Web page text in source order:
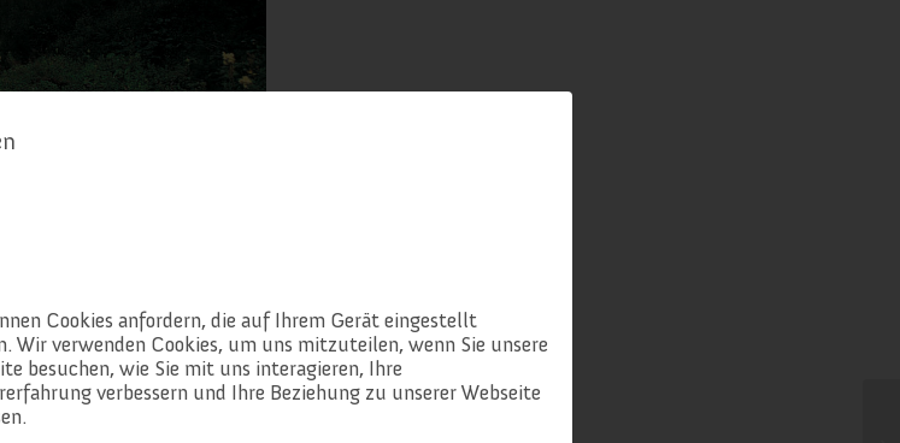
Cookies anfordern, die auf Ihrem Gerät eingestellt
Wir verwenden Cookies, um uns mitzuteilen, wenn Sie unsere
besuchen, wie Sie mit uns interagieren, Ihre
verbessern und Ihre Beziehung zu unserer Webseite